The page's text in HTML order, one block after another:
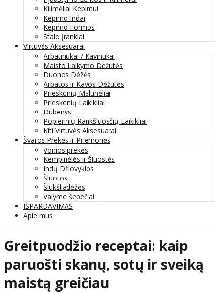
Kilimėliai Kepimui
Kepimo Indai
Kepimo Formos
Stalo Įrankiai
Virtuvės Aksesuarai
Arbatinukai / Kavinukai
Maisto Laikymo Dežutės
Duonos Dėžės
Arbatos ir Kavos Dėžutės
Prieskonių Malūnėliai
Prieskonių Laikikliai
Dubenys
Popierinių Rankšluosčių Laikikliai
Kiti Virtuvės Aksesuarai
Švaros Prekės ir Priemonės
Vonios prekės
Kempinėlės ir Šluostės
Indų Džiovyklos
Šluotos
Šiukšliadėžės
Valymo šepečiai
IŠPARDAVIMAS
Apie mus
Greitpuodžio receptai: kaip
paruošti skanų, sotų ir sveiką
maistą greičiau